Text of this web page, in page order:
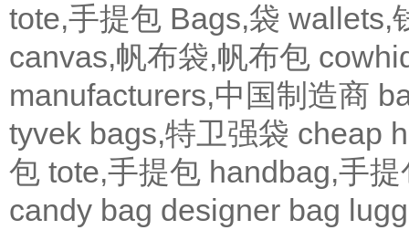
tote,手提包 Bags,袋 wallets,
canvas,帆布袋,帆布包
manufacturers,中国制造商
tyvek bags,特卫强袋 cheap
包 tote,手提包 handbag,手提
candy bag designer bag